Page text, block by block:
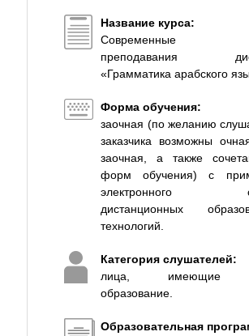
Название курса:
Современные
преподавания
«Грамматика арабского
Форма обучения:
заочная (по желанию
заказчика возможны
заочная, а также
форм обучения) с
электронного
дистанционных
технологий.
Категория слушателей:
лица, имеющие
образование.
Образовательная